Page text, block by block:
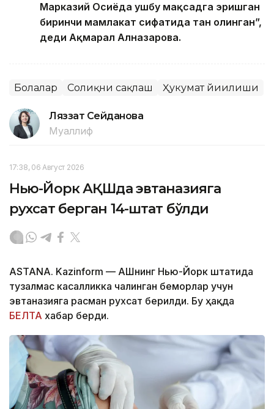
Марказий Осиёда ушбу мақсадга эришган
биринчи мамлакат сифатида тан олинган”,
деди Ақмарал Алназарова.
Болалар Соғлиқни сақлаш Ҳукумат йиғилиши
Ляззат Сейданова
Муаллиф
17:38, 06 Август 2026
Нью-Йорк АҚШда эвтаназияга
рухсат берган 14-штат бўлди
ASTANA. Kazinform — АҚШнинг Нью-Йорк штатида
тузалмас касалликка чалинган беморлар учун
эвтаназияга расман рухсат берилди. Бу ҳақда
БЕЛТА хабар берди.